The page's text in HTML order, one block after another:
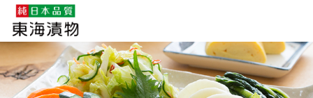
企業・採用情報 社会貢献 品質保証